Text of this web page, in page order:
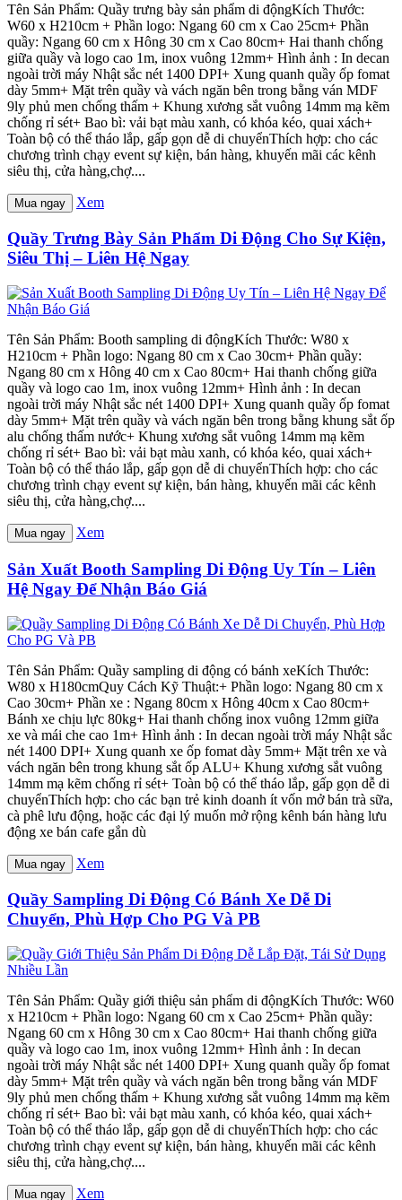
Tên Sản Phẩm: Quầy trưng bày sản phẩm di độngKích Thước:
W60 x H210cm + Phần logo: Ngang 60 cm x Cao 25cm+ Phần
quầy: Ngang 60 cm x Hông 30 cm x Cao 80cm+ Hai thanh chống
giữa quầy và logo cao 1m, inox vuông 12mm+ Hình ảnh : In decan
ngoài trời máy Nhật sắc nét 1400 DPI+ Xung quanh quầy ốp fomat
dày 5mm+ Mặt trên quầy và vách ngăn bên trong bằng ván MDF
9ly phủ men chống thấm + Khung xương sắt vuông 14mm mạ kẽm
chống rỉ sét+ Bao bì: vải bạt màu xanh, có khóa kéo, quai xách+
Toàn bộ có thể tháo lắp, gấp gọn dễ di chuyểnThích hợp: cho các
chương trình chạy event sự kiện, bán hàng, khuyến mãi các kênh
siêu thị, cửa hàng,chợ....
Mua ngay Xem
Quầy Trưng Bày Sản Phẩm Di Động Cho Sự Kiện,
Siêu Thị – Liên Hệ Ngay
Tên Sản Phẩm: Booth sampling di độngKích Thước: W80 x
H210cm + Phần logo: Ngang 80 cm x Cao 30cm+ Phần quầy:
Ngang 80 cm x Hông 40 cm x Cao 80cm+ Hai thanh chống giữa
quầy và logo cao 1m, inox vuông 12mm+ Hình ảnh : In decan
ngoài trời máy Nhật sắc nét 1400 DPI+ Xung quanh quầy ốp fomat
dày 5mm+ Mặt trên quầy và vách ngăn bên trong bằng khung sắt ốp
alu chống thấm nước+ Khung xương sắt vuông 14mm mạ kẽm
chống rỉ sét+ Bao bì: vải bạt màu xanh, có khóa kéo, quai xách+
Toàn bộ có thể tháo lắp, gấp gọn dễ di chuyểnThích hợp: cho các
chương trình chạy event sự kiện, bán hàng, khuyến mãi các kênh
siêu thị, cửa hàng,chợ....
Mua ngay Xem
Sản Xuất Booth Sampling Di Động Uy Tín – Liên
Hệ Ngay Để Nhận Báo Giá
Tên Sản Phẩm: Quầy sampling di động có bánh xeKích Thước:
W80 x H180cmQuy Cách Kỹ Thuật:+ Phần logo: Ngang 80 cm x
Cao 30cm+ Phần xe : Ngang 80cm x Hông 40cm x Cao 80cm+
Bánh xe chịu lực 80kg+ Hai thanh chống inox vuông 12mm giữa
xe và mái che cao 1m+ Hình ảnh : In decan ngoài trời máy Nhật sắc
nét 1400 DPI+ Xung quanh xe ốp fomat dày 5mm+ Mặt trên xe và
vách ngăn bên trong khung sắt ốp ALU+ Khung xương sắt vuông
14mm mạ kẽm chống rỉ sét+ Toàn bộ có thể tháo lắp, gấp gọn dễ di
chuyểnThích hợp: cho các bạn trẻ kinh doanh ít vốn mở bán trà sữa,
cà phê lưu động, hoặc các đại lý muốn mở rộng kênh bán hàng lưu
động xe bán cafe gắn dù
Mua ngay Xem
Quầy Sampling Di Động Có Bánh Xe Dễ Di
Chuyển, Phù Hợp Cho PG Và PB
Tên Sản Phẩm: Quầy giới thiệu sản phẩm di độngKích Thước: W60
x H210cm + Phần logo: Ngang 60 cm x Cao 25cm+ Phần quầy:
Ngang 60 cm x Hông 30 cm x Cao 80cm+ Hai thanh chống giữa
quầy và logo cao 1m, inox vuông 12mm+ Hình ảnh : In decan
ngoài trời máy Nhật sắc nét 1400 DPI+ Xung quanh quầy ốp fomat
dày 5mm+ Mặt trên quầy và vách ngăn bên trong bằng ván MDF
9ly phủ men chống thấm + Khung xương sắt vuông 14mm mạ kẽm
chống rỉ sét+ Bao bì: vải bạt màu xanh, có khóa kéo, quai xách+
Toàn bộ có thể tháo lắp, gấp gọn dễ di chuyểnThích hợp: cho các
chương trình chạy event sự kiện, bán hàng, khuyến mãi các kênh
siêu thị, cửa hàng,chợ....
Mua ngay Xem